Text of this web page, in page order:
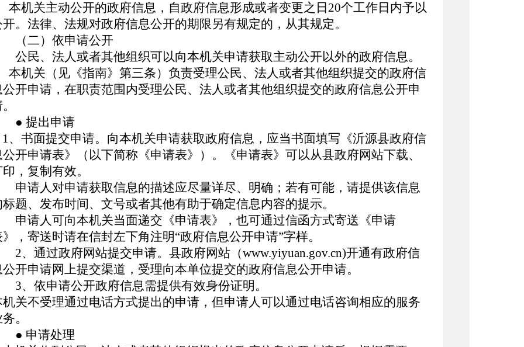
机关主动公开的政府信息，自政府信息形成或者变更之日20个工作日内予以
。法律、法规对政府信息公开的期限另有规定的，从其规定。
二）依申请公开
民、法人或者其他组织可以向本机关申请获取主动公开以外的政府信息。
机关（见《指南》第三条）负责受理公民、法人或者其他组织提交的政府信
公开申请，在职责范围内受理公民、法人或者其他组织提交的政府信息公开申
提出申请
书面提交申请。向本机关申请获取政府信息，应当书面填写《沂源县政府信
开申请表》（以下简称《申请表》）。《申请表》可以从县政府网站下载、
，复制有效。
请人对申请获取信息的描述应尽量详尽、明确；若有可能，请提供该信息
题、发布时间、文号或者其他有助于确定信息内容的提示。
请人可向本机关当面递交《申请表》，也可通过信函方式寄送《申请
，寄送时请在信封左下角注明“政府信息公开申请”字样。
通过政府网站提交申请。县政府网站（www.yiyuan.gov.cn)开通有政府信
开申请网上提交渠道，受理向本单位提交的政府信息公开申请。
依申请公开政府信息需提供有效身份证明。
机关不受理通过电话方式提出的申请，但申请人可以通过电话咨询相应的服务
。
申请处理